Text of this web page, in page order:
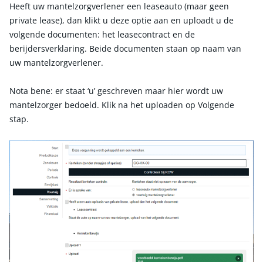
Heeft uw mantelzorgverlener een leaseauto (maar geen
private lease), dan klikt u deze optie aan en uploadt u de
volgende documenten: het leasecontract en de
berijdersverklaring. Beide documenten staan op naam van
uw mantelzorgverlener.
Nota bene: er staat ‘u’ geschreven maar hier wordt uw
mantelzorger bedoeld. Klik na het uploaden op Volgende
stap.